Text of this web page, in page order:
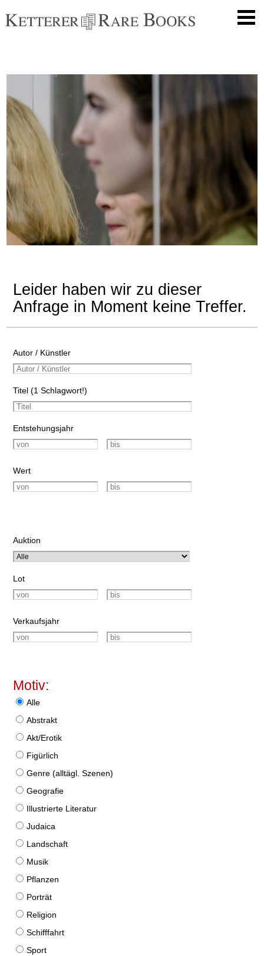
Leider haben wir zu dieser
Anfrage in Moment keine Treffer.
Autor / Künstler
Titel (1 Schlagwort!)
Entstehungsjahr
Wert
Auktion
Lot
Verkaufsjahr
Motiv:
Alle
Abstrakt
Akt/Erotik
Figürlich
Genre (alltägl. Szenen)
Geografie
Illustrierte Literatur
Judaica
Landschaft
Musik
Pflanzen
Porträt
Religion
Schifffahrt
Sport